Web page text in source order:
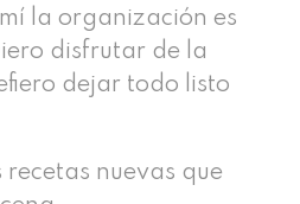
la organización es
disfrutar de la
dejar todo listo
recetas nuevas que